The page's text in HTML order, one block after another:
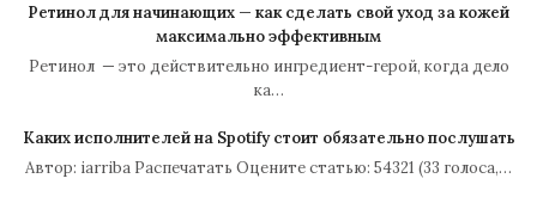
Ретинол для начинающих — как сделать свой уход за кожей
максимально эффективным
Ретинол — это действительно ингредиент-герой, когда дело
ка…
Каких исполнителей на Spotify стоит обязательно послушать
Автор: iarriba Распечатать Оцените статью: 54321 (33 голоса,…